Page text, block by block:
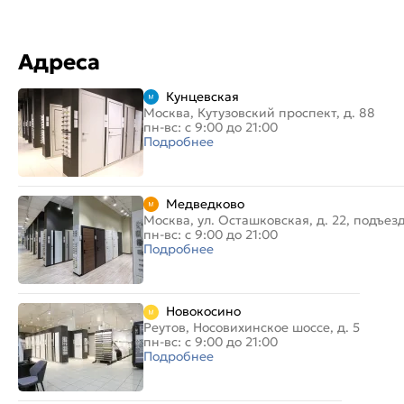
Адреса
Кунцевская
Москва, Кутузовский проспект, д. 88
пн-вс: с 9:00 до 21:00
Подробнее
Медведково
Москва, ул. Осташковская, д. 22,
пн-вс: с 9:00 до 21:00
Подробнее
Новокосино
Реутов, Носовихинское шоссе, д. 5
пн-вс: с 9:00 до 21:00
Подробнее